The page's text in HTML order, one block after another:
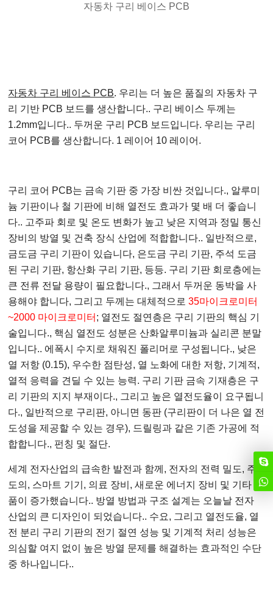
자동차 구리 베이스 PCB
자동차 구리 베이스 PCB. 우리는 더 높은 품질의 자동차 구
리 기반 PCB 보드를 생산합니다.. 구리 베이스 두께는
1.2mm입니다.. 두꺼운 구리 PCB 보드입니다. 우리는 구리
코어 PCB를 생산합니다. 1 레이어 10 레이어.
구리 코어 PCB는 금속 기판 중 가장 비싼 것입니다., 알루미
늄 기판이나 철 기판에 비해 열전도 효과가 몇 배 더 좋습니
다.. 고주파 회로 및 온도 변화가 높고 낮은 지역과 정밀 통신
장비의 방열 및 건축 장식 산업에 적합합니다.. 일반적으로,
금도금 구리 기판이 있습니다, 은도금 구리 기판, 주석 도금
된 구리 기판, 항산화 구리 기판, 등등. 구리 기판 회로층에는
큰 전류 전달 용량이 필요합니다., 그래서 두꺼운 동박을 사
용해야 합니다, 그리고 두께는 대체적으로35마이크로미터
~2000 마이크로미터 ; 열전도 절연층은 구리 기판의 핵심 기
술입니다., 핵심 열전도 성분은 산화알루미늄과 실리콘 분말
입니다.. 에폭시 수지로 채워진 폴리머로 구성됩니다., 낮은
열 저항 (0.15), 우수한 점탄성, 열 노화에 대한 저항, 기계적,
열적 응력을 견딜 수 있는 능력. 구리 기판 금속 기재층은 구
리 기판의 지지 부재이다., 그리고 높은 열전도율이 요구됩니
다., 일반적으로 구리판, 아니면 동판 (구리판이 더 나은 열 전
도성을 제공할 수 있는 경우), 드릴링과 같은 기존 가공에 적
합합니다., 펀칭 및 절단.
세계 전자산업의 급속한 발전과 함께, 전자의 전력 밀도, 주
도의, 스마트 기기, 의료 장비, 새로운 에너지 장비 및 기타 제
품이 증가했습니다.. 방열 방법과 구조 설계는 오늘날 전자
산업의 큰 디자인이 되었습니다.. 수요, 그리고 열전도율, 열
전 분리 구리 기판의 전기 절연 성능 및 기계적 처리 성능은
의심할 여지 없이 높은 방열 문제를 해결하는 효과적인 수단
중 하나입니다..